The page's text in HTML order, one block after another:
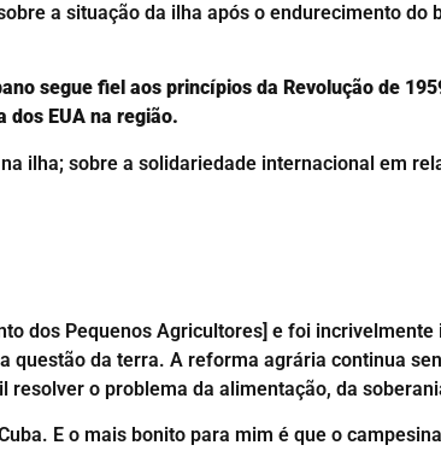
a situação da ilha após o endurecimento
segue fiel aos princípios da Revolução de
EUA na região.
ilha; sobre a solidariedade internacional em
dos Pequenos Agricultores] e foi
questão da terra. A reforma agrária continua
o problema da alimentação, da
E o mais bonito para mim é que o